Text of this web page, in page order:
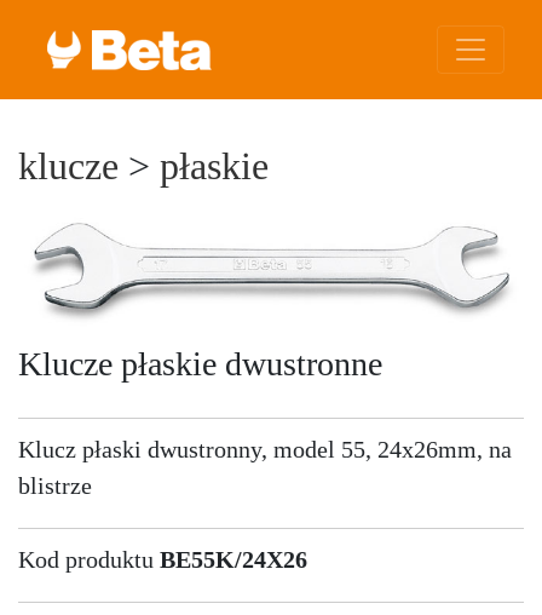
klucze > płaskie
Klucze płaskie dwustronne
Klucz płaski dwustronny, model 55, 24x26mm, na
blistrze
Kod produktu BE55K/24X26